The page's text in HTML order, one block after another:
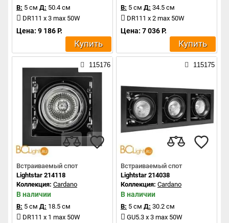
В: 5 см Д: 50.4 см
DR111 x 3 max 50W
Цена: 9 186 Р.
Купить
В: 5 см Д: 34.5 см
DR111 x 2 max 50W
Цена: 7 036 Р.
Купить
115176
Встраиваемый спот
Lightstar 214118
Коллекция: Cardano
В наличии
В: 5 см Д: 18.5 см
DR111 x 1 max 50W
115175
Встраиваемый спот
Lightstar 214038
Коллекция: Cardano
В наличии
В: 5 см Д: 30.2 см
GU5.3 x 3 max 50W